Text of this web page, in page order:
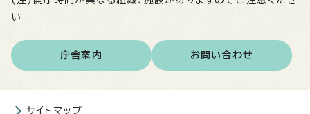
い
庁舎案内 お問い合わせ
サイトマップ